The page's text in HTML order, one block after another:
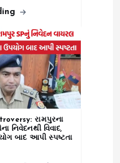
રામપુરના
નિવેદનથી વિવાદ,
બાદ આપી સ્પષ્ટતા